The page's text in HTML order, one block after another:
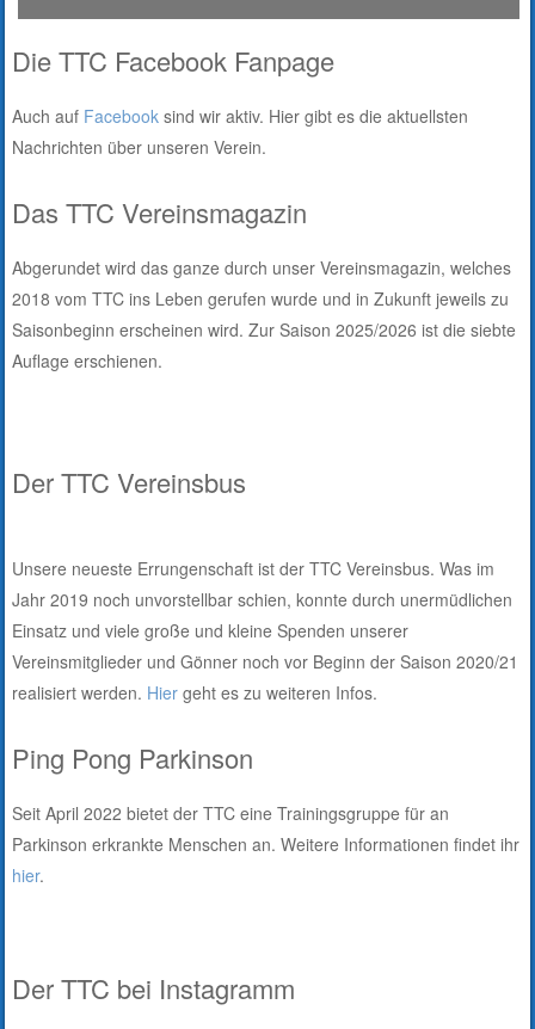
Die TTC Facebook Fanpage
Auch auf Facebook sind wir aktiv. Hier gibt es die aktuellsten
Nachrichten über unseren Verein.
Das TTC Vereinsmagazin
Abgerundet wird das ganze durch unser Vereinsmagazin, welches
2018 vom TTC ins Leben gerufen wurde und in Zukunft jeweils zu
Saisonbeginn erscheinen wird. Zur Saison 2025/2026 ist die siebte
Auflage erschienen.
Der TTC Vereinsbus
Unsere neueste Errungenschaft ist der TTC Vereinsbus. Was im
Jahr 2019 noch unvorstellbar schien, konnte durch unermüdlichen
Einsatz und viele große und kleine Spenden unserer
Vereinsmitglieder und Gönner noch vor Beginn der Saison 2020/21
realisiert werden. Hier geht es zu weiteren Infos.
Ping Pong Parkinson
Seit April 2022 bietet der TTC eine Trainingsgruppe für an
Parkinson erkrankte Menschen an. Weitere Informationen findet ihr
hier.
Der TTC bei Instagramm